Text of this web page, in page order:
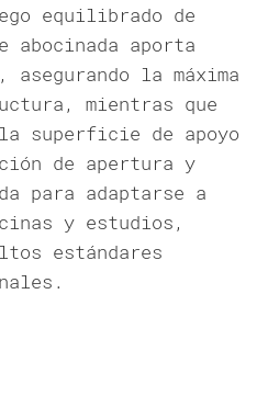
equilibrado de
abocinada aporta
la máxima
mientras que
superficie de apoyo
de apertura y
para adaptarse a
y estudios,
estándares